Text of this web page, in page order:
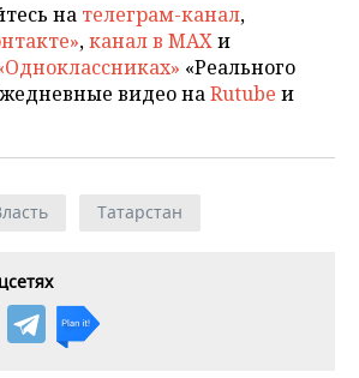
на телеграм-канал,
,канал в MAXи
«Реального
видео наRutube и
Татарстан